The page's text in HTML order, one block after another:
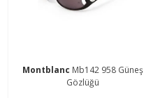
Montblanc Mb142 958 Güneş
Gözlüğü